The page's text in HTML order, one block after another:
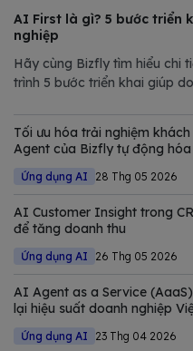
AI First là gì? 5 bước triển
nghiệp
Hãy cùng Bizfly tìm hiểu chi
trình 5 bước triển khai giúp
Tối ưu hóa trải nghiệm
Agent của Bizfly tự động
Ứng dụng AI 28 Thg 05 2026
AI Customer Insight trong
để tăng doanh thu
Ứng dụng AI 26 Thg 05 2026
AI Agent as a Service
lại hiệu suất doanh nghiệp
Ứng dụng AI 23 Thg 04 2026